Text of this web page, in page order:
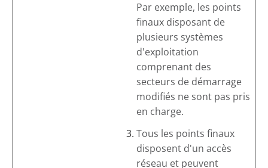
Par exemple, les points
finaux disposant de
plusieurs systèmes
d'exploitation
comprenant des
secteurs de démarrage
modifiés ne sont pas pris
en charge.
Tous les points finaux
disposent d'un accès
réseau et peuvent